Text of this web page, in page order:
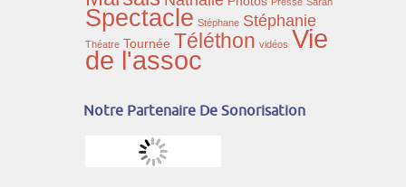
Spectacle Stéphane Stéphanie
Théatre Tournée Téléthon vidéos Vie
de l'assoc
Notre Partenaire De Sonorisation